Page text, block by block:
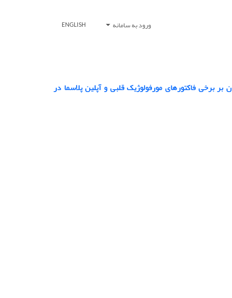
ورود به سامانه ENGLISH
برخی فاکتور‌های مورفولوژیک قلبی و آپلین پلاسما در